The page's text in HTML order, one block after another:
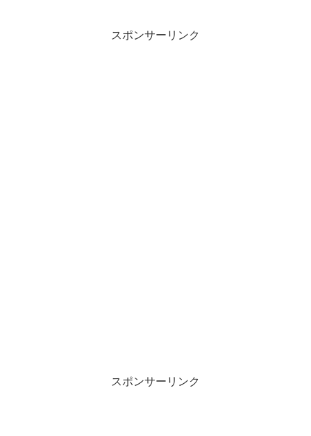
スポンサーリンク
スポンサーリンク